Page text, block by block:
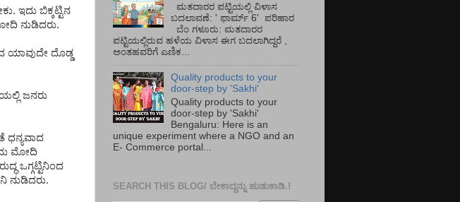
. ಇದು ಬಿಕ್ಕಟ್ಟಿನ
ನುಡಿದರು.
ಯಾವುದೇ ದೊಡ್ಡ
ಜನರು
ಧನ್ಯವಾದ
ಮೋದಿ
ಒಗ್ಗಟ್ಟಿನಿಂದ
ನುಡಿದರು.
ಮತದಾರರ ಪಟ್ಟಿಯಲ್ಲಿ ವಿಳಾಸ
ಬದಲಾವಣೆ: ' ಫಾರ್ಮ್ 6' ಪರಿಹಾರ
ಬೆಂ ಗಳೂರು: ಮತದಾರರ
ಪಟ್ಟಿಯಲ್ಲಿರುವ ಹಳೆಯ ವಿಳಾಸ ಈಗ ಬದಲಾಗಿದ್ದರೆ ,
ಅಂತಹವರಿಗೆ ಎಣಿಕ...
Quality products to your
door-step by 'Sakhi'
Quality products to your
door-step by 'Sakhi'
Bengaluru: Here is an
unique experiment where a NGO and an
E- Commerce portal...
SEARCH THIS BLOG/ ಬೇಕಾದ್ದನ್ನು ಹುಡುಕಾಡಿ.!